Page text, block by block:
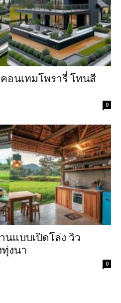
อนเทมโพรารี่ โทนสี
0
นแบบเปิดโล่ง วิว
งนา
0